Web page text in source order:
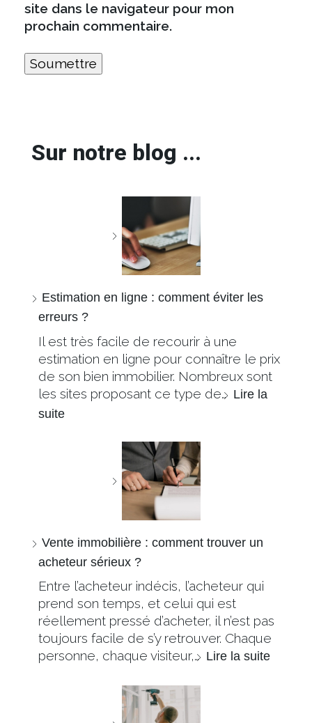
site dans le navigateur pour mon
prochain commentaire.
Sur notre blog ...
Estimation en ligne : comment éviter les
erreurs ?
Il est très facile de recourir à une
estimation en ligne pour connaître le prix
de son bien immobilier. Nombreux sont
les sites proposant ce type de… Lire la
suite
Vente immobilière : comment trouver un
acheteur sérieux ?
Entre l’acheteur indécis, l’acheteur qui
prend son temps, et celui qui est
réellement pressé d’acheter, il n’est pas
toujours facile de s’y retrouver. Chaque
personne, chaque visiteur,… Lire la suite